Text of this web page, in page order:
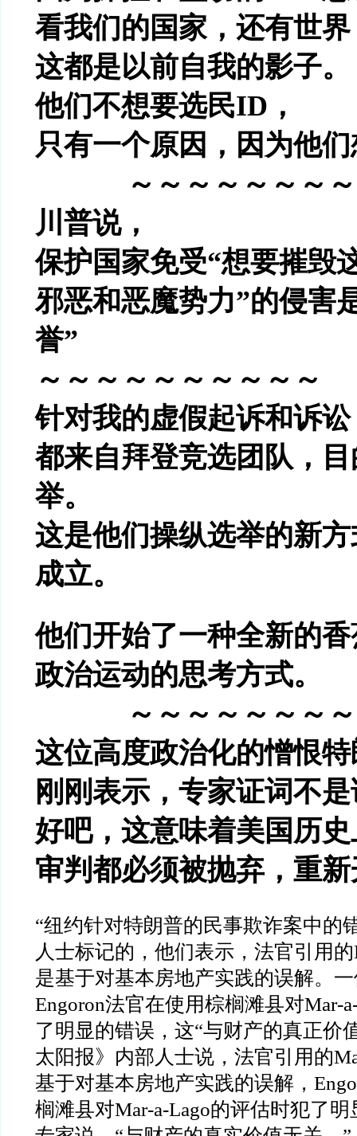
看我们的国家，还有世
这都是以前自我的影子。
他们不想要选民ID ，
只有一个原因，因为他
～～～～～～～
川普说，
保护国家免受“想要摧毁
邪恶和恶魔势力”的侵害
誉”
～～～～～～～～～～
针对我的虚假起诉和诉
都来自拜登竞选团队，
举。
这是他们操纵选举的新
成立。
他们开始了一种全新的
政治运动的思考方式。
～～～～～～～
这位高度政治化的憎恨
刚刚表示，专家证词不
好吧，这意味着美国历
审判都必须被抛弃，重
“纽约针对特朗普的民事欺诈案中的
人士标记的，他们表示，法官引用的
是基于对基本房地产实践的误解。
Engoron法官在使用棕榈滩县对Mar-
了明显的错误，这“与财产的真正价
太阳报》内部人士说，法官引用的
基于对基本房地产实践的误解，
榈滩县对Mar-a-Lago的评估时犯了